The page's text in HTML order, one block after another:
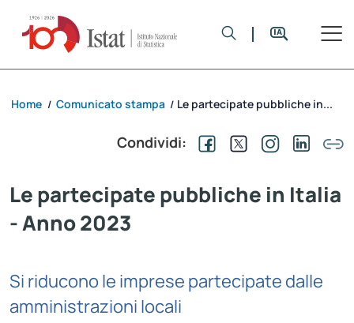
Home / Comunicato stampa / Le partecipate pubbliche in...
Condividi:
Le partecipate pubbliche in Italia
- Anno 2023
Si riducono le imprese partecipate dalle
amministrazioni locali